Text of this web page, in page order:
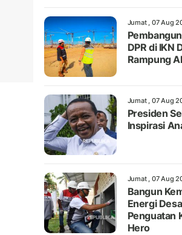
Jumat , 07 Aug
DPR di IKN
Rampung
Jumat , 07 Aug
Presiden
Inspirasi
Jumat , 07 Aug
Bangun
Energi
Penguatan
Hero